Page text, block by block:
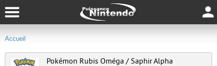
Accueil
Pokémon Rubis Oméga / Saphir Alpha